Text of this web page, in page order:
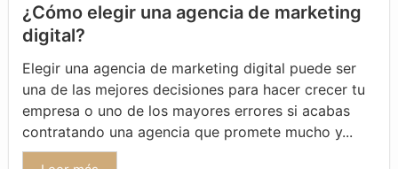
¿Cómo elegir una agencia de marketing
digital?
Elegir una agencia de marketing digital puede ser
una de las mejores decisiones para hacer crecer tu
empresa o uno de los mayores errores si acabas
contratando una agencia que promete mucho y...